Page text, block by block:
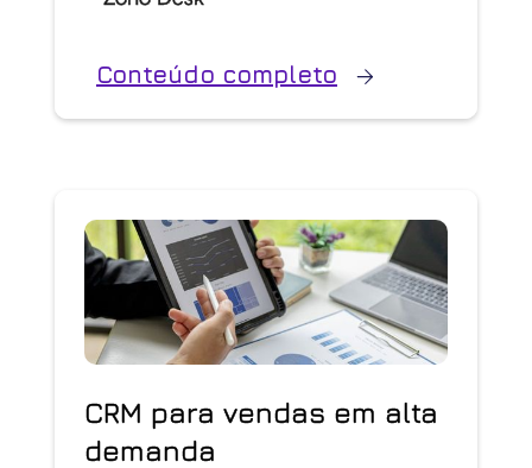
Conteúdo completo
CRM para vendas em alta
demanda